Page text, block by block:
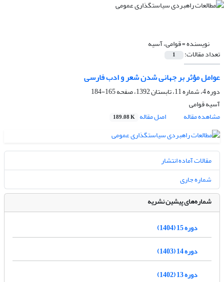
نویسنده =قوامی، آسیه
تعداد مقالات: 1
عوامل مؤثر بر جهانی شدن شعر و ادب فارسی
دوره 4، شماره 11، تابستان 1392، صفحه
165-184
آسیه قوامی
مشاهده مقاله
اصل مقاله 189.08 K
مقالات آماده انتشار
شماره جاری
شماره‌های پیشین نشریه
دوره 15 (1404)
دوره 14 (1403)
دوره 13 (1402)